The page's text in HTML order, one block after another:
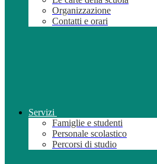
Organizzazione
Contatti e orari
Servizi
Famiglie e studenti
Personale scolastico
Percorsi di studio